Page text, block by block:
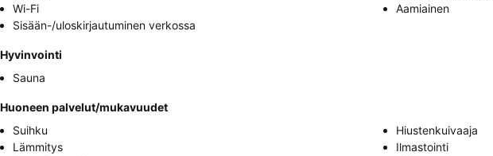
Wi-Fi
Aamiainen
Sisään-/uloskirjautuminen verkossa
Hyvinvointi
Sauna
Huoneen palvelut/mukavuudet
Suihku
Hiustenkuivaaja
Lämmitys
Ilmastointi